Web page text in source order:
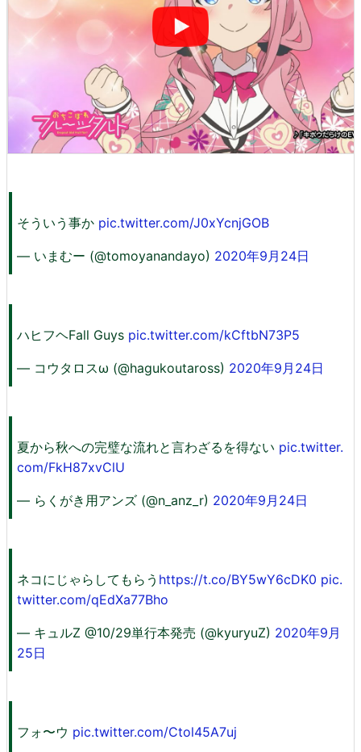
そういう事か pic.twitter.com/J0xYcnjGOB
— いまむー (@tomoyanandayo) 2020年9月24日
ハヒフヘFall Guys pic.twitter.com/kCftbN73P5
— コウタロスω (@hagukoutaross) 2020年9月24日
夏から秋への完璧な流れと言わざるを得ない pic.twitter.
com/FkH87xvClU
— らくがき用アンズ (@n_anz_r) 2020年9月24日
ネコにじゃらしてもらう https://t.co/BY5wY6cDK0 pic.
twitter.com/qEdXa77Bho
— キュルZ @10/29単行本発売 (@kyuryuZ) 2020年9月
25日
フォ〜ウ pic.twitter.com/Ctol45A7uj